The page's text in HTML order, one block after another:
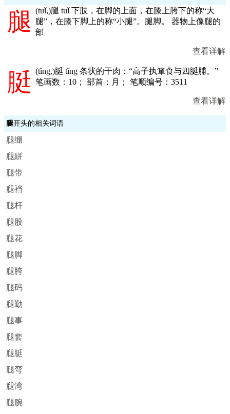
腿 (tuǐ,)腿 tuǐ 下肢，在脚的上面，在膝上胯下的称“大
腿”，在膝下脚上的称“小腿”。腿脚。 器物上像腿的
部
查看详解
脡 (tǐng,)脡 tǐng 条状的干肉：“高子执箪食与四脡脯。”
笔画数：10； 部首：月； 笔顺编号：3511
查看详解
腿开头的相关词语
腿绷
腿絣
腿带
腿裆
腿杆
腿股
腿花
腿脚
腿胯
腿码
腿勤
腿事
腿套
腿脡
腿弯
腿湾
腿腕